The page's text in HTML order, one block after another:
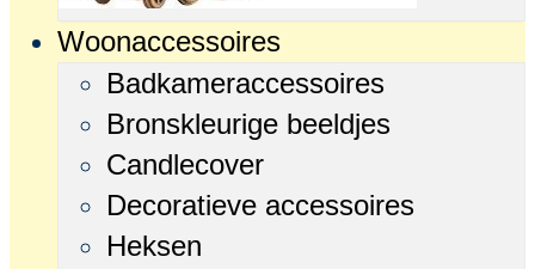
Woonaccessoires
Badkameraccessoires
Bronskleurige beeldjes
Candlecover
Decoratieve accessoires
Heksen